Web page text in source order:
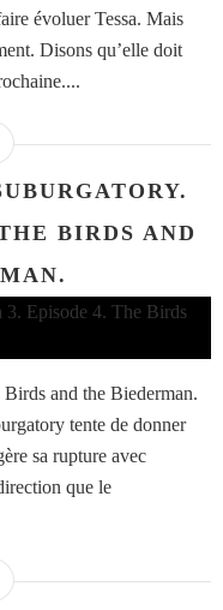
évoluer Tessa. Mais
Disons qu’elle doit
BIRDS AND
and the Biederman.
tente de donner
sa rupture avec
que le